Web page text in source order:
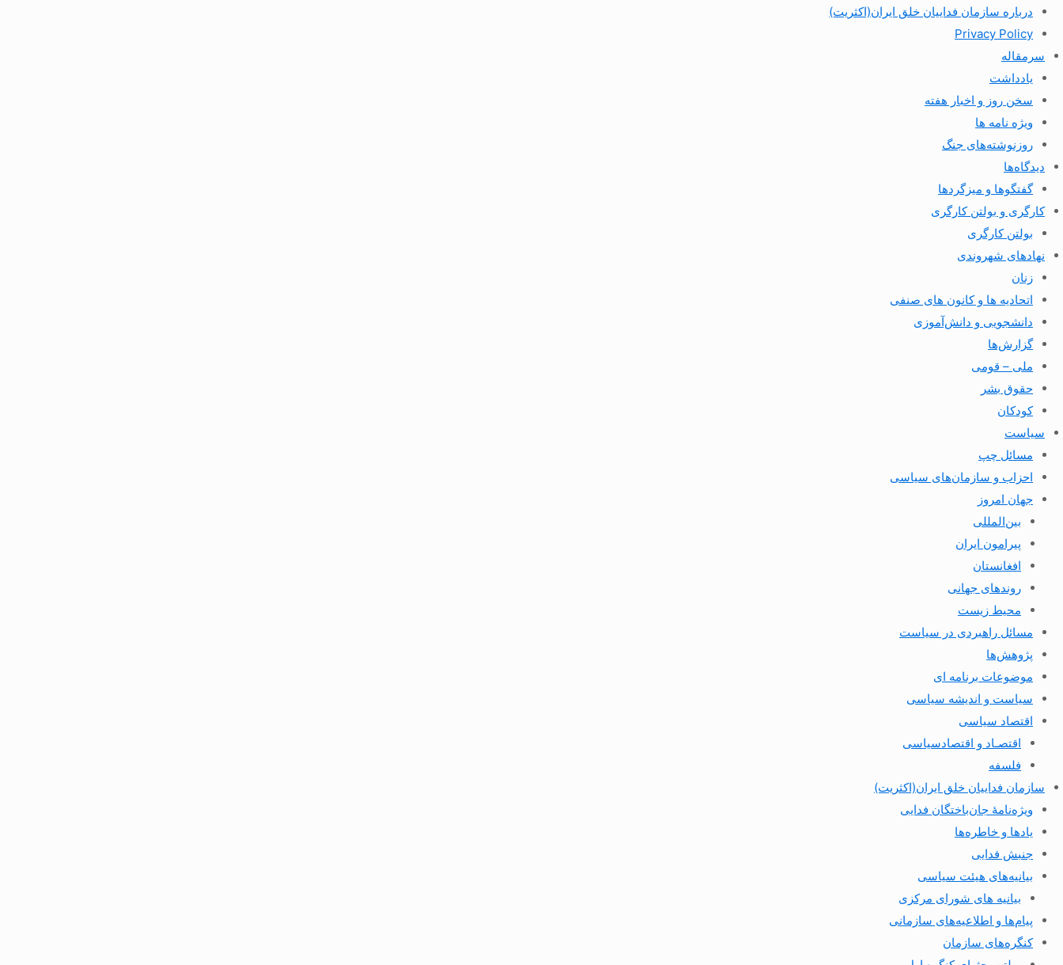
درباره سازمان فداییان خلق ایران(اکثریت)
Privacy Policy
سرمقاله
یادداشت
سخن روز و اخبار هفته
ویژه نامه ها
روزنوشته‌های جنگ
دیدگاه‌ها
گفتگوها و میزگردها
کارگری و بولتن کارگری
بولتن کارگری
نهادهای شهروندی
زنان
اتحادیه ها و کانون های صنفی
دانشجویی و دانش‌آموزی
گزارش‌ها
ملی – قومی
حقوق بشر
کودکان
سیاست
مسائل چپ
احزاب و سازمان‌های سیاسی
جهان امروز
بین‌المللی
پیرامون ایران
افغانستان
روندهای جهانی
محیط زیست
مسائل راهبردی در سیاست
پژوهش‌ها
موضوعات برنامه ای
سیاست و اندیشه سیاسی
اقتصاد سیاسی
اقتصـاد و اقتصاد‌سیاسی
فلسفه
سازمان فداییان خلق ایران(اکثریت)
ویژه‌نامهٔ جان‌باختگان فدایی
یادها و خاطره‌ها
جنبش فدایی
بیانیه‌های هیئت سیاسی
بیانیه های شورای مرکزی
پیام‌ها و اطلاعیه‌های سازمانی
کنگره‌های سازمان